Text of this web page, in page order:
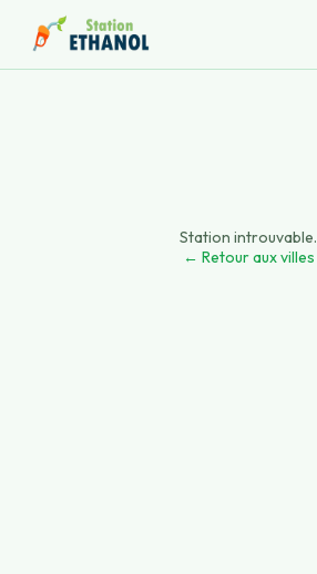
Station introuvable.
← Retour aux villes